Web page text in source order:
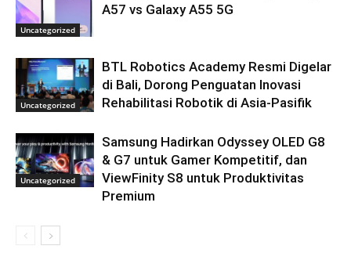
Uncategorized
A57 vs Galaxy A55 5G
Uncategorized
BTL Robotics Academy Resmi Digelar
di Bali, Dorong Penguatan Inovasi
Rehabilitasi Robotik di Asia-Pasifik
Uncategorized
Samsung Hadirkan Odyssey OLED G8
& G7 untuk Gamer Kompetitif, dan
ViewFinity S8 untuk Produktivitas
Premium